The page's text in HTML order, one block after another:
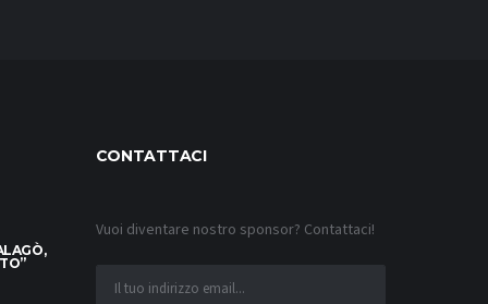
CONTATTACI
Vuoi diventare nostro sponsor? Contattaci!